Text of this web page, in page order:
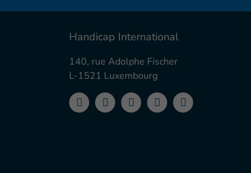
Handicap International
140, rue Adolphe Fischer
L-1521 Luxembourg